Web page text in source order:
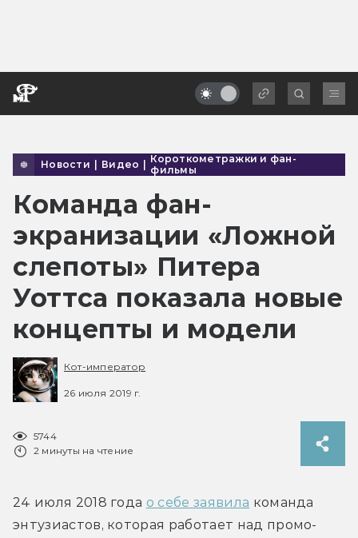
Новости | Видео | Короткометражки и фан-
фильмы
Команда фан-
экранизации «Ложной
слепоты» Питера
Уоттса показала новые
концепты и модели
Кот-император
26 июля 2019 г.
5744
2 минуты на чтение
24 июля 2018 года о себе заявила команда
энтузиастов, которая работает над промо-